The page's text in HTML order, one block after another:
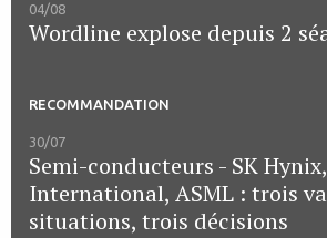
04/08
Wordline explose depuis 2
RECOMMANDATION
30/07
Semi-conducteurs - SK
International, ASML : trois
situations, trois décisions